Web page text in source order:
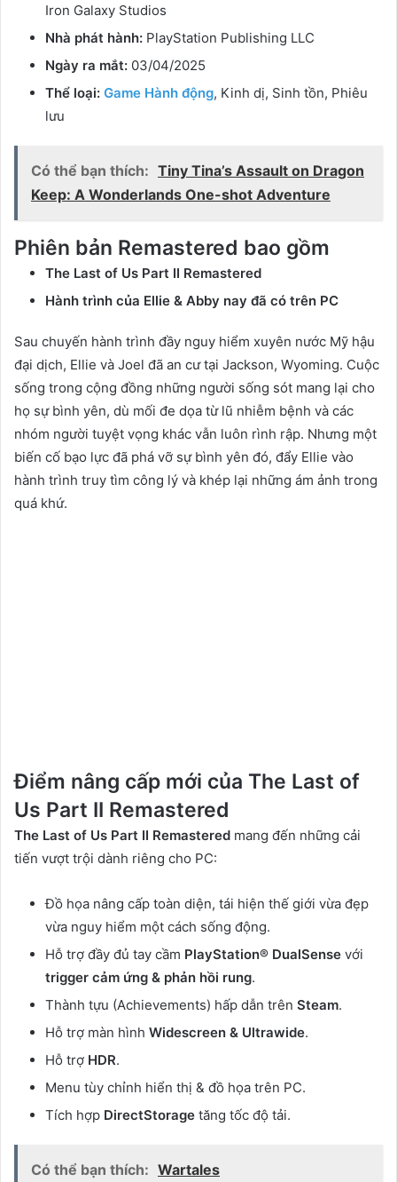
Iron Galaxy Studios
Nhà phát hành: PlayStation Publishing LLC
Ngày ra mắt: 03/04/2025
Thể loại: Game Hành động, Kinh dị, Sinh tồn, Phiêu
lưu
Có thể bạn thích: Tiny Tina’s Assault on Dragon
Keep: A Wonderlands One-shot Adventure
Phiên bản Remastered bao gồm
The Last of Us Part II Remastered
Hành trình của Ellie & Abby nay đã có trên PC
Sau chuyến hành trình đầy nguy hiểm xuyên nước Mỹ hậu
đại dịch, Ellie và Joel đã an cư tại Jackson, Wyoming. Cuộc
sống trong cộng đồng những người sống sót mang lại cho
họ sự bình yên, dù mối đe dọa từ lũ nhiễm bệnh và các
nhóm người tuyệt vọng khác vẫn luôn rình rập. Nhưng một
biến cố bạo lực đã phá vỡ sự bình yên đó, đẩy Ellie vào
hành trình truy tìm công lý và khép lại những ám ảnh trong
quá khứ.
Điểm nâng cấp mới của The Last of
Us Part II Remastered
The Last of Us Part II Remastered mang đến những cải
tiến vượt trội dành riêng cho PC:
Đồ họa nâng cấp toàn diện, tái hiện thế giới vừa đẹp
vừa nguy hiểm một cách sống động.
Hỗ trợ đầy đủ tay cầm PlayStation® DualSense với
trigger cảm ứng & phản hồi rung.
Thành tựu (Achievements) hấp dẫn trên Steam.
Hỗ trợ màn hình Widescreen & Ultrawide.
Hỗ trợ HDR.
Menu tùy chỉnh hiển thị & đồ họa trên PC.
Tích hợp DirectStorage tăng tốc độ tải.
Có thể bạn thích: Wartales